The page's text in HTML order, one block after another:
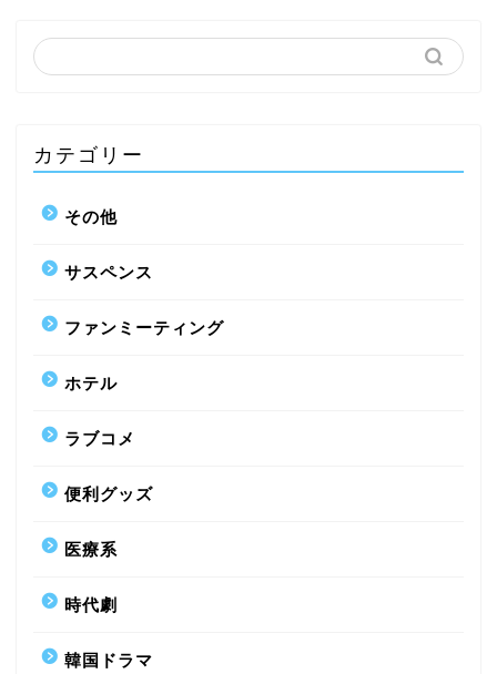
カテゴリー
その他
サスペンス
ファンミーティング
ホテル
ラブコメ
便利グッズ
医療系
時代劇
韓国ドラマ